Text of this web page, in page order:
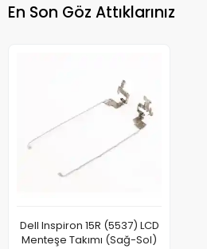
En Son Göz Attıklarınız
Dell Inspiron 15R (5537) LCD
Menteşe Takımı (Sağ-Sol)